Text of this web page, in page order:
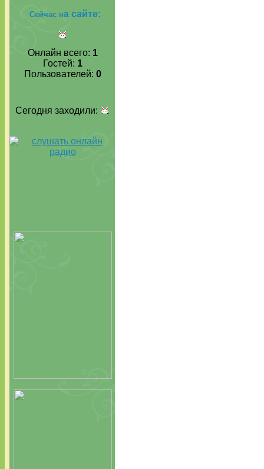
Сейчас на сайте:
Онлайн всего: 1
Гостей: 1
Пользователей: 0
Сегодня заходили: